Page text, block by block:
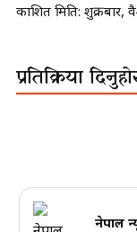
प्रकाशित मिति: शुक्रबार,
प्रतिक्रिया
नेपाल